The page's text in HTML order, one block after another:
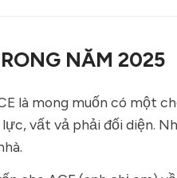
NĂM 2025
là mong muốn có một
vất vả phải đối diện.